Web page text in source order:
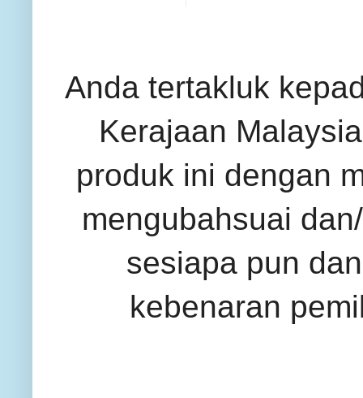
Anda tertakluk
Kerajaan
produk ini dengan
mengubahsuai
sesiapa pun
kebenaran